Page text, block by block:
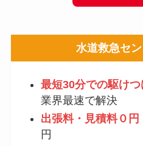
水道救急セ
最短30分での駆けつ
業界最速で解決
出張料・見積料０円
円